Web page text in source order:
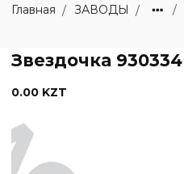
Главная ЗАВОДЫ
Звездочка 930334
0.00 KZT